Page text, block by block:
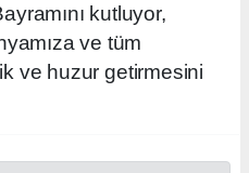
kutluyor,
ve tüm
ve huzur getirmesini